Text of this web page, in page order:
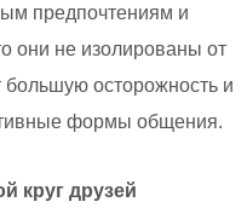
предпочтениям и
они не изолированы от
осторожность и
формы общения.
круг друзей